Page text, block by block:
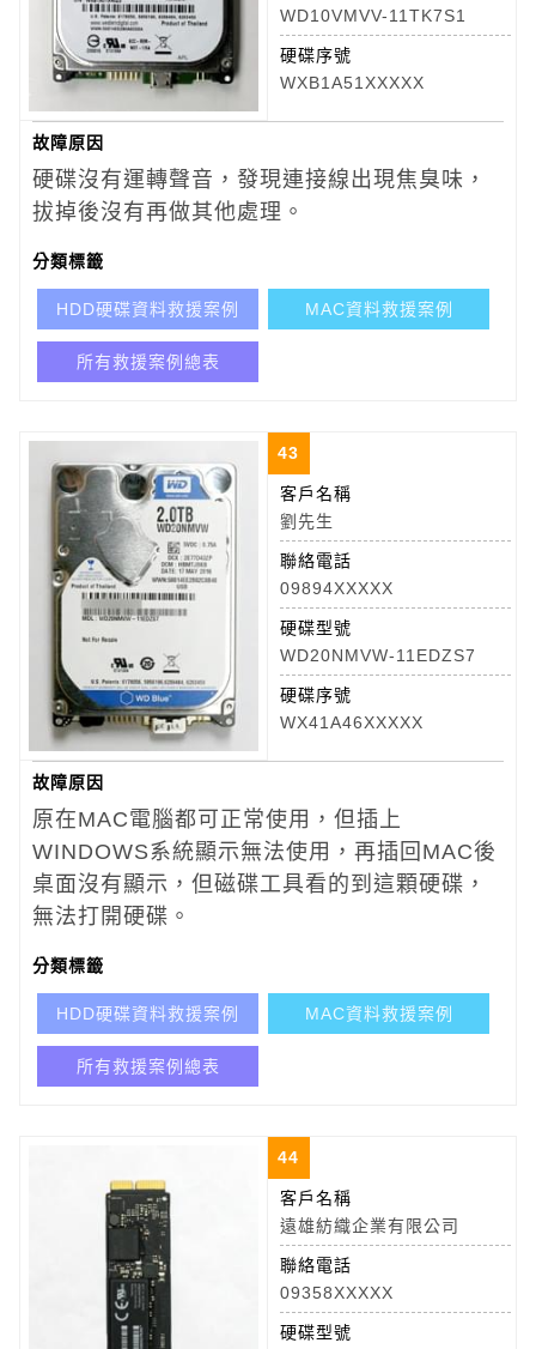
WD10VMVV-11TK7S1
硬碟序號
WXB1A51XXXXX
故障原因
硬碟沒有運轉聲音，發現連接線出現焦臭味，
拔掉後沒有再做其他處理。
分類標籤
HDD硬碟資料救援案例 MAC資料救援案例
所有救援案例總表
43
客戶名稱
劉先生
聯絡電話
09894XXXXX
硬碟型號
WD20NMVW-11EDZS7
硬碟序號
WX41A46XXXXX
故障原因
原在MAC電腦都可正常使用，但插上
WINDOWS系統顯示無法使用，再插回MAC後
桌面沒有顯示，但磁碟工具看的到這顆硬碟，
無法打開硬碟。
分類標籤
HDD硬碟資料救援案例 MAC資料救援案例
所有救援案例總表
44
客戶名稱
遠雄紡織企業有限公司
聯絡電話
09358XXXXX
硬碟型號